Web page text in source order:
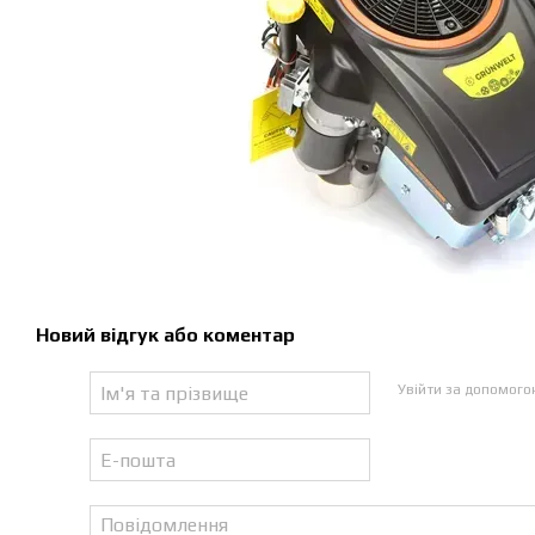
Новий відгук або коментар
Увійти за